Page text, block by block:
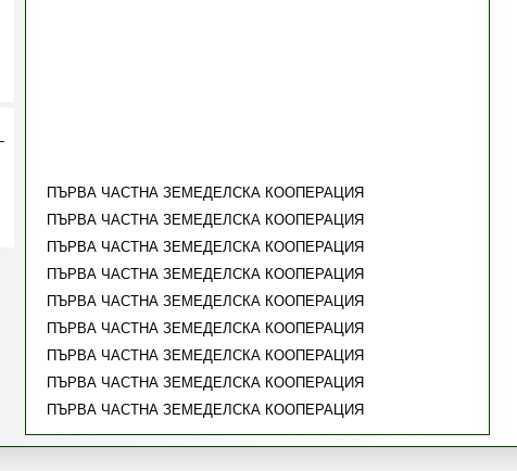
ПЪРВА ЧАСТНА ЗЕМЕДЕЛСКА КООПЕРАЦИЯ
ПЪРВА ЧАСТНА ЗЕМЕДЕЛСКА КООПЕРАЦИЯ
ПЪРВА ЧАСТНА ЗЕМЕДЕЛСКА КООПЕРАЦИЯ
ПЪРВА ЧАСТНА ЗЕМЕДЕЛСКА КООПЕРАЦИЯ
ПЪРВА ЧАСТНА ЗЕМЕДЕЛСКА КООПЕРАЦИЯ
ПЪРВА ЧАСТНА ЗЕМЕДЕЛСКА КООПЕРАЦИЯ
ПЪРВА ЧАСТНА ЗЕМЕДЕЛСКА КООПЕРАЦИЯ
ПЪРВА ЧАСТНА ЗЕМЕДЕЛСКА КООПЕРАЦИЯ
ПЪРВА ЧАСТНА ЗЕМЕДЕЛСКА КООПЕРАЦИЯ